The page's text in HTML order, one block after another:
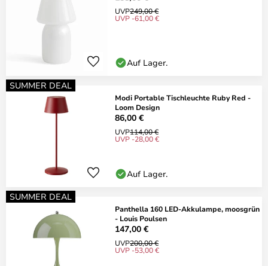
UVP249,00 €
UVP -61,00 €
Auf Lager.
SUMMER DEAL
Modi Portable Tischleuchte Ruby Red -
Loom Design
86,00 €
UVP114,00 €
UVP -28,00 €
Auf Lager.
SUMMER DEAL
Panthella 160 LED-Akkulampe, moosgrün
- Louis Poulsen
147,00 €
UVP200,00 €
UVP -53,00 €